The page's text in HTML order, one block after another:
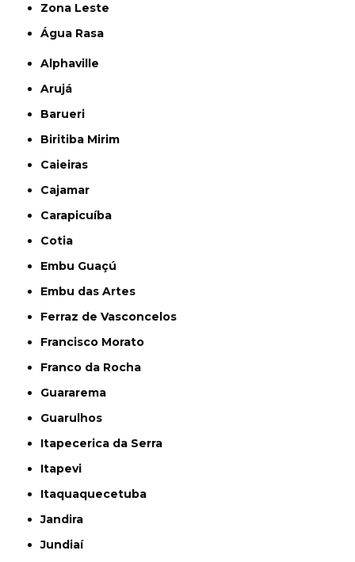
Zona Leste
Água Rasa
Alphaville
Arujá
Barueri
Biritiba Mirim
Caieiras
Cajamar
Carapicuíba
Cotia
Embu Guaçú
Embu das Artes
Ferraz de Vasconcelos
Francisco Morato
Franco da Rocha
Guararema
Guarulhos
Itapecerica da Serra
Itapevi
Itaquaquecetuba
Jandira
Jundiaí